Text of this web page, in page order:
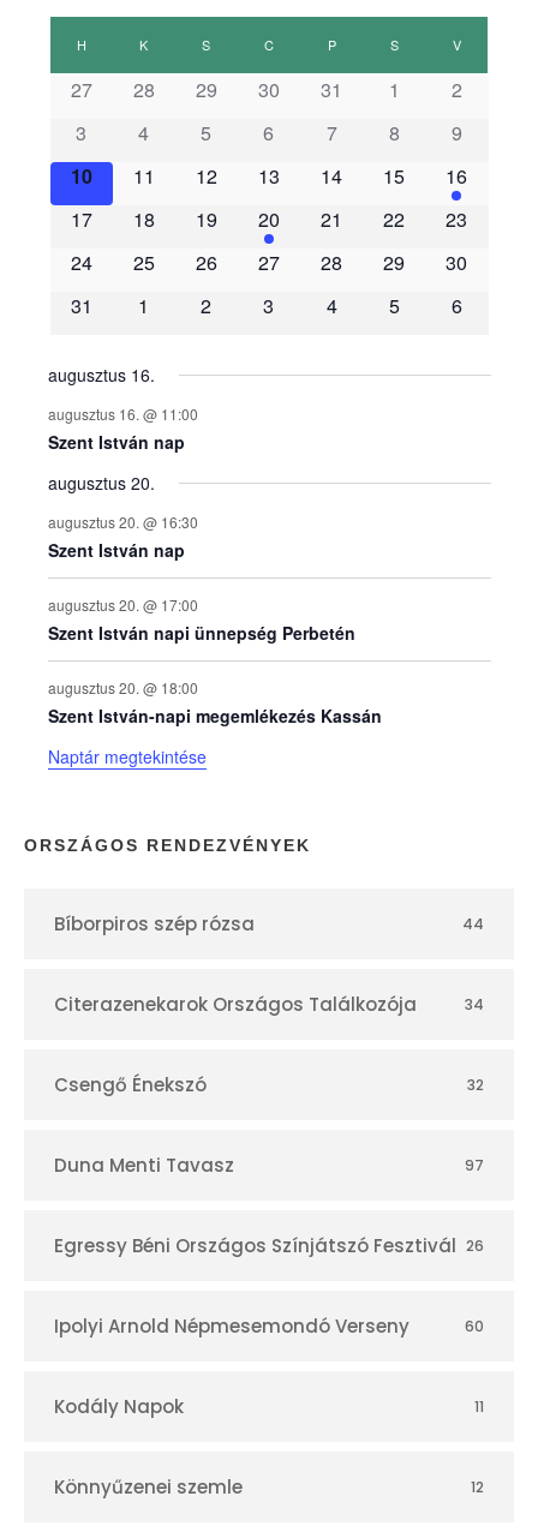
E
e
m
é
n
y
e
k
n
a
p
t
r
H K S CCSÜTÖRTÖK
PPÉNTEK SSZOMBAT
VVASÁRNAP
27 28 29 30 31 1
2
3
4 5 6 7 8
9
10
11 12 13 14 15
16
17
18 19 20 21 22
23
24
25 26 27 28 29
30
31
1 2 3 4 5 6
augusztus 16.
augusztus 16. @ 11:00
Szent István nap
augusztus 20.
augusztus 20. @ 16:30
Szent István nap
augusztus 20. @ 17:00
Szent István napi ünnepség Perbetén
augusztus 20. @ 18:00
Szent István-napi megemlékezés Kassán
Naptár megtekintése
ORSZÁGOS RENDEZVÉNYEK
Bíborpiros szép rózsa 44
Citerazenekarok Országos Találkozója 34
Csengő Énekszó 32
Duna Menti Tavasz 97
Egressy Béni Országos Színjátszó Fesztivál 26
Ipolyi Arnold Népmesemondó Verseny 60
Kodály Napok 11
Könnyűzenei szemle 12